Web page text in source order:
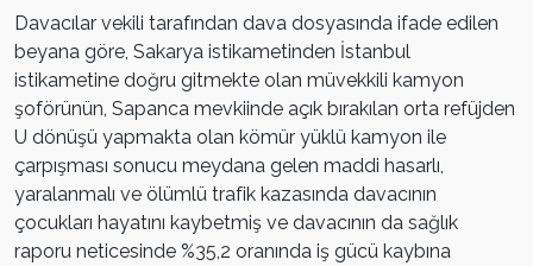
Davacılar vekili tarafından dava dosyasında ifade edilen
beyana göre, Sakarya istikametinden İstanbul
istikametine doğru gitmekte olan müvekkili kamyon
şoförünün, Sapanca mevkiinde açık bırakılan orta refüjden
U dönüşü yapmakta olan kömür yüklü kamyon ile
çarpışması sonucu meydana gelen maddi hasarlı,
yaralanmalı ve ölümlü trafik kazasında davacının
çocukları hayatını kaybetmiş ve davacının da sağlık
raporu neticesinde %35,2 oranında iş gücü kaybına